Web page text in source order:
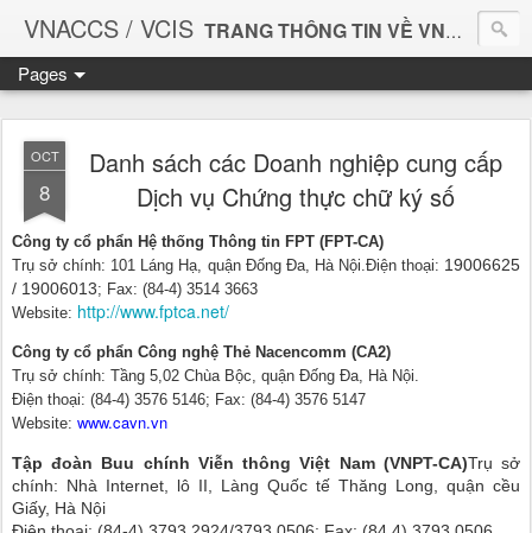
VNACCS / VCIS TRANG THÔNG TIN VỀ VNACCS
Vietnam Automated Cargo And Port Consolidated System
Giúp bạn làm thủ tục Hải quan thuận tiện và dễ dàng hơn.
Pages
OCT
8
Danh sách các Doanh nghiệp cung cấp
Dịch vụ Chứng thực chữ ký số
Công ty cổ phẩn Hệ thống Thông tin FPT (FPT-CA)
Trụ sở chính: 101 Láng Hạ, quận Đống Đa, Hà Nội.Điện thoại: 19006625
/ 19006013; Fax: (84-4) 3514 3663
Website: http://www.fptca.net/
Công ty cổ phẩn Công nghệ Thẻ Nacencomm (CA2)
Trụ sở chính: Tầng 5,02 Chùa Bộc, quận Đống Đa, Hà Nội.
Điện thoại: (84-4) 3576 5146; Fax: (84-4) 3576 5147
Website: www.cavn.vn
Tập đoàn Buu chính Viễn thông Việt Nam (VNPT-CA)Trụ sở
chính: Nhà Internet, lô II, Làng Quốc tế Thăng Long, quận cều
Giấy, Hà Nội